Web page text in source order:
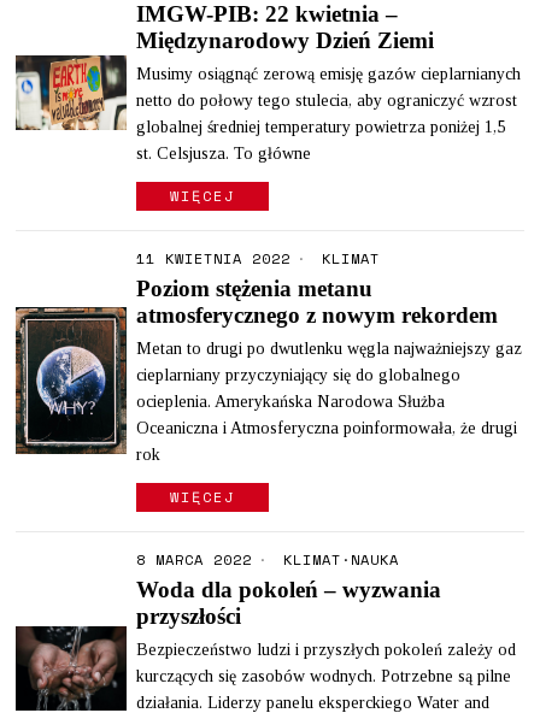
IMGW-PIB: 22 kwietnia –
Międzynarodowy Dzień Ziemi
Musimy osiągnąć zerową emisję gazów cieplarnianych
netto do połowy tego stulecia, aby ograniczyć wzrost
globalnej średniej temperatury powietrza poniżej 1,5
st. Celsjusza. To główne
WIĘCEJ
11 KWIETNIA 2022 KLIMAT
Poziom stężenia metanu
atmosferycznego z nowym rekordem
Metan to drugi po dwutlenku węgla najważniejszy gaz
cieplarniany przyczyniający się do globalnego
ocieplenia. Amerykańska Narodowa Służba
Oceaniczna i Atmosferyczna poinformowała, że drugi
rok
WIĘCEJ
8 MARCA 2022 KLIMAT · NAUKA
Woda dla pokoleń – wyzwania
przyszłości
Bezpieczeństwo ludzi i przyszłych pokoleń zależy od
kurczących się zasobów wodnych. Potrzebne są pilne
działania. Liderzy panelu eksperckiego Water and